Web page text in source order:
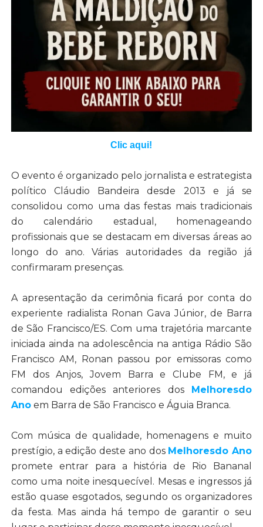
Clic aqui!
O evento é organizado pelo jornalista e estrategista
político Cláudio Bandeira desde 2013 e já se
consolidou como uma das festas mais tradicionais
do calendário estadual, homenageando
profissionais que se destacam em diversas áreas ao
longo do ano. Várias autoridades da região já
confirmaram presenças.
A apresentação da cerimônia ficará por conta do
experiente radialista Ronan Gava Júnior, de Barra
de São Francisco/ES. Com uma trajetória marcante
iniciada ainda na adolescência na antiga Rádio São
Francisco AM, Ronan passou por emissoras como
FM dos Anjos, Jovem Barra e Clube FM, e já
comandou edições anteriores dos Melhoresdo
Anoem Barra de São Francisco e Águia Branca.
Com música de qualidade, homenagens e muito
prestígio, a edição deste ano dos Melhoresdo Ano
promete entrar para a história de Rio Bananal
como uma noite inesquecível. Mesas e ingressos já
estão quase esgotados, segundo os organizadores
da festa. Mas ainda há tempo de garantir o seu